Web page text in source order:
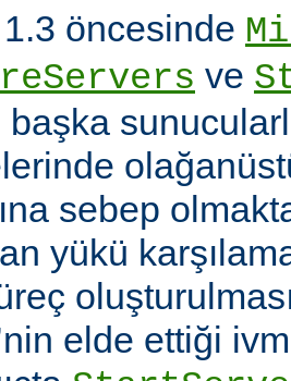
öncesinde
ve
başka
sebep
yükü
elde ettiği